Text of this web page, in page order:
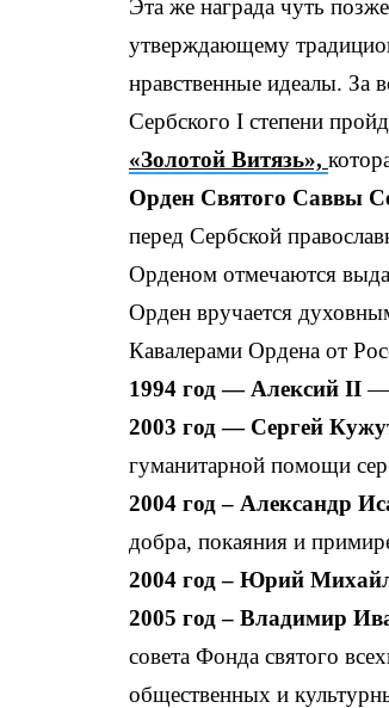
Эта же награда чуть
утверждающему
нравственные идеалы.
Сербского I степени
«Золотой Витязь»,
Орден Святого Саввы
перед Сербской
Орденом отмечаются
Орден вручается
Кавалерами Ордена от
1994 год — Алексий II—
2003 год — Сергей
гуманитарной помощи
2004 год – Александр
добра, покаяния и
2004 год – Юрий
2005 год – Владимир
совета Фонда святого
общественных и